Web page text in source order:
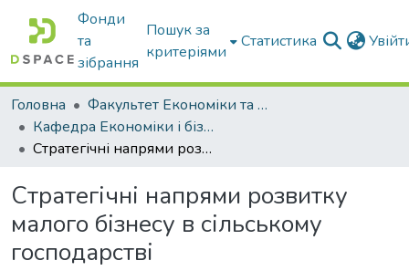
Фонди
та
зібрання
Пошук за
критеріями
Статистика
Головна
Факультет Економіки та бізнесу
Кафедра Економіки і бізнесу
Cтратегічні напрями розвитку малого бізнесу в сільському господарстві
Cтратегічні напрями розвитку
малого бізнесу в сільському
господарстві